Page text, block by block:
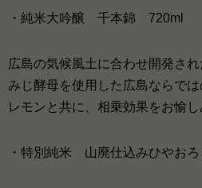
・純米大吟醸 千本錦 720ml
広島の気候風土に合わせ開発さ
みじ酵母を使用した広島ならで
レモンと共に、相乗効果をお愉し
・特別純米 山廃仕込みひやお